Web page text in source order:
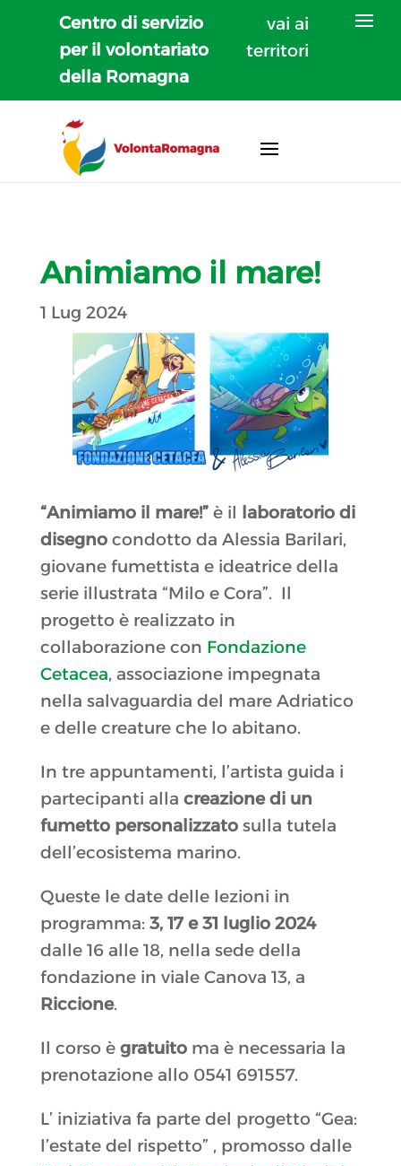
Centro di servizio
per il volontariato
della Romagna
vai ai
territori
Animiamo il mare!
1 Lug 2024
“Animiamo il mare!”è il laboratorio di
disegnocondotto da Alessia Barilari,
giovane fumettista e ideatrice della
serie illustrata “Milo e Cora”. Il
progetto è realizzato in
collaborazione con Fondazione
Cetacea, associazione impegnata
nella salvaguardia del mare Adriatico
e delle creature che lo abitano.
In tre appuntamenti, l’artista guida i
partecipanti alla creazione di un
fumetto personalizzatosulla tutela
dell’ecosistema marino.
Queste le date delle lezioni in
programma: 3, 17 e 31 luglio 2024
dalle 16 alle 18, nella sede della
fondazione in viale Canova 13, a
Riccione.
Il corso è gratuitoma è necessaria la
prenotazione allo 0541 691557.
L’ iniziativa fa parte del progetto “Gea:
l’estate del rispetto” , promosso dalle